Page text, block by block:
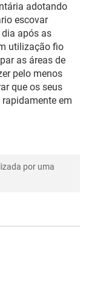
adotando
escovar
após as
utilização fio
as áreas de
pelo menos
que os seus
em
por uma